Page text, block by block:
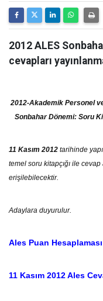
2012 ALES
cevapları
2012-Akademik Personel
Sonbahar Dönemi: Soru
11 Kasım 2012 tarihinde
temel soru kitapçığı ile
erişilebilecektir.
Adaylara duyurulur.
Ales Puan Hesaplaması
11 Kasım 2012 Ales